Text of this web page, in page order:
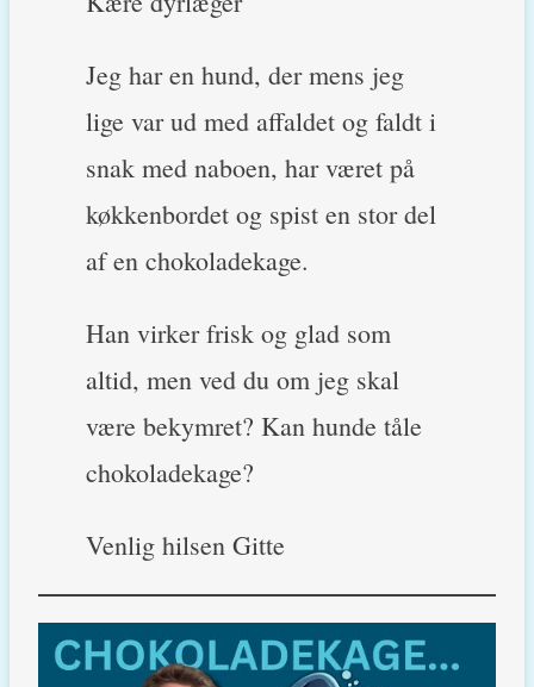
Jeg har en hund, der mens jeg
lige var ud med affaldet og faldt i
snak med naboen, har været på
køkkenbordet og spist en stor del
af en chokoladekage.
Han virker frisk og glad som
altid, men ved du om jeg skal
være bekymret? Kan hunde tåle
chokoladekage?
Venlig hilsen Gitte